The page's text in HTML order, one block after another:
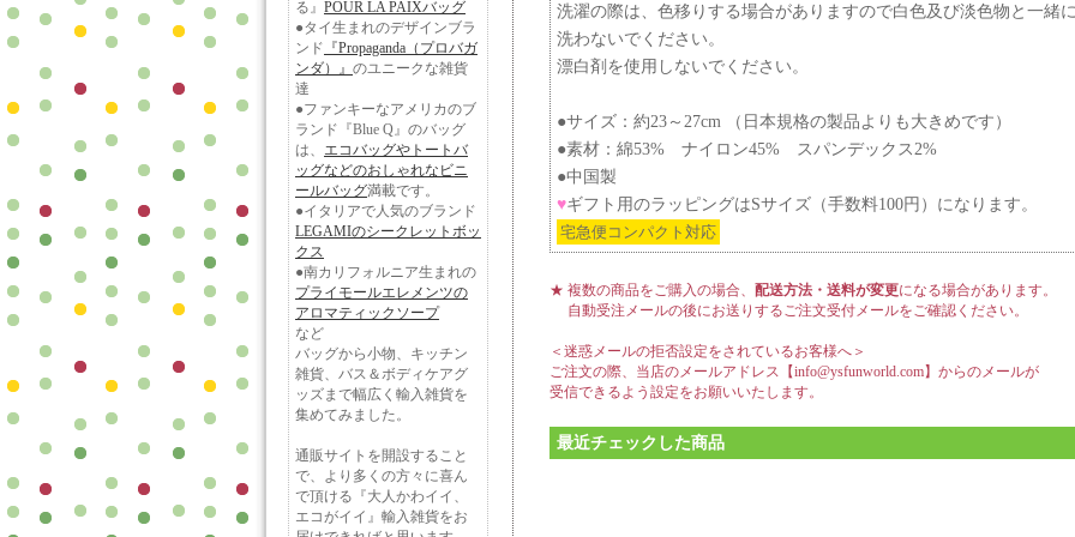
洗濯の際は、色移りする場合がありますので白色及び淡色物と一緒
洗わないでください。
漂白剤を使用しないでください。
●サイズ：約23～27cm （日本規格の製品よりも大きめです）
●素材：綿53% ナイロン45% スパンデックス2%
●中国製
♥ギフト用のラッピングはSサイズ（手数料100円）になります。
宅急便コンパクト対応
★ 複数の商品をご購入の場合、 配送方法・送料が変更になる場合があります。
自動受注メールの後にお送りするご注文受付メールをご確認ください。
＜迷惑メールの拒否設定をされているお客様へ＞
ご注文の際、当店のメールアドレス【info@ysfunworld.com】からのメールが
受信できるよう設定をお願いいたします。
最近チェックした商品
る』 POUR LA PAIXバッグ
●タイ生まれのデザインブラ
ンド 『Propaganda（プロバガ
ンダ）』 のユニークな雑貨
達
●ファンキーなアメリカのブ
ランド『Blue Q』のバッグ
は、 エコバッグやトートバ
ッグなどのおしゃれなビニ
ールバッグ満載です。
●イタリアで人気のブランド
LEGAMIのシークレットボッ
クス
●南カリフォルニア生まれの
プライモールエレメンツの
アロマティックソープ
など
バッグから小物、キッチン
雑貨、バス＆ボディケアグ
ッズまで幅広く輸入雑貨を
集めてみました。
通販サイトを開設すること
で、より多くの方々に喜ん
で頂ける『大人かわイイ、
エコがイイ』輸入雑貨をお